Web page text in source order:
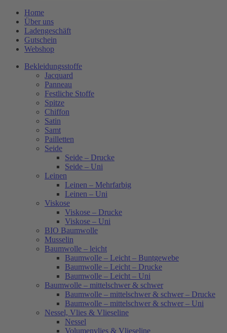
Home
Über uns
Ladengeschäft
Gutschein
Webshop
Bekleidungsstoffe
Jacquard
Panneau
Festliche Stoffe
Spitze
Chiffon
Satin
Samt
Pailletten
Seide
Seide – Drucke
Seide – Uni
Leinen
Leinen – Mehrfarbig
Leinen – Uni
Viskose
Viskose – Drucke
Viskose – Uni
BIO Baumwolle
Musselin
Baumwolle – leicht
Baumwolle – Leicht – Buntgewebe
Baumwolle – Leicht – Drucke
Baumwolle – Leicht – Uni
Baumwolle – mittelschwer & schwer
Baumwolle – mittelschwer & schwer – Drucke
Baumwolle – mittelschwer & schwer – Uni
Nessel, Vlies & Vlieseline
Nessel
Volumenvlies & Vlieseline